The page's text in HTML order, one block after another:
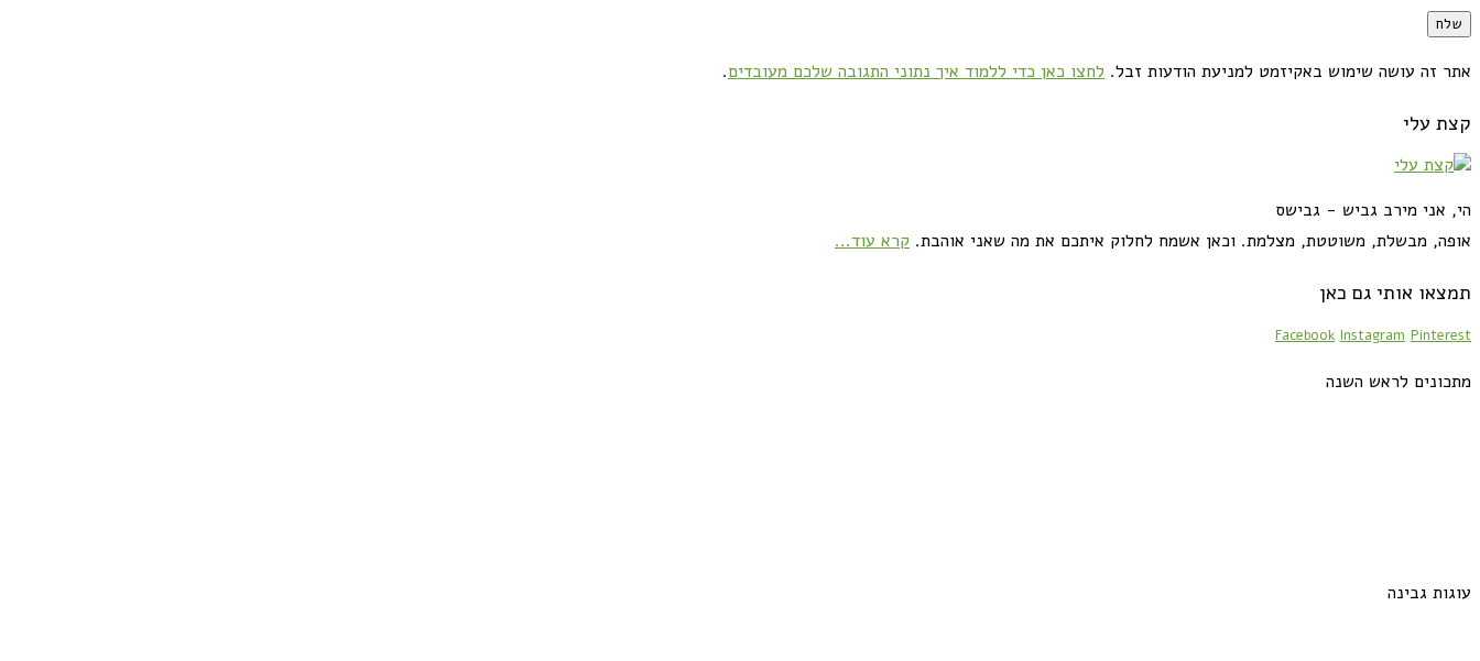
אתר זה עושה שימוש באקיזמט למניעת הודעות זבל. לחצו כאן כדי ללמוד איך נתוני התגובה שלכם מעובדים.
קצת עלי
הי, אני מירב גביש - גבישס
אופה, מבשלת, משוטטת, מצלמת. וכאן אשמח לחלוק איתכם את מה שאני אוהבת. קרא עוד...
תמצאו אותי גם כאן
Facebook Instagram Pinterest
מתכונים לראש השנה
עוגות גבינה